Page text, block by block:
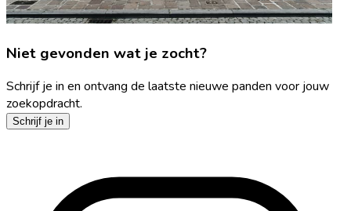
Niet gevonden wat je zocht?
Schrijf je in en ontvang de laatste nieuwe panden voor jouw
zoekopdracht.
Schrijf je in